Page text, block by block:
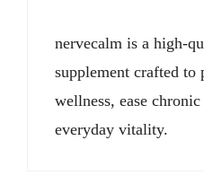
nervecalm is a high-
supplement crafted to
wellness, ease
everyday vitality.